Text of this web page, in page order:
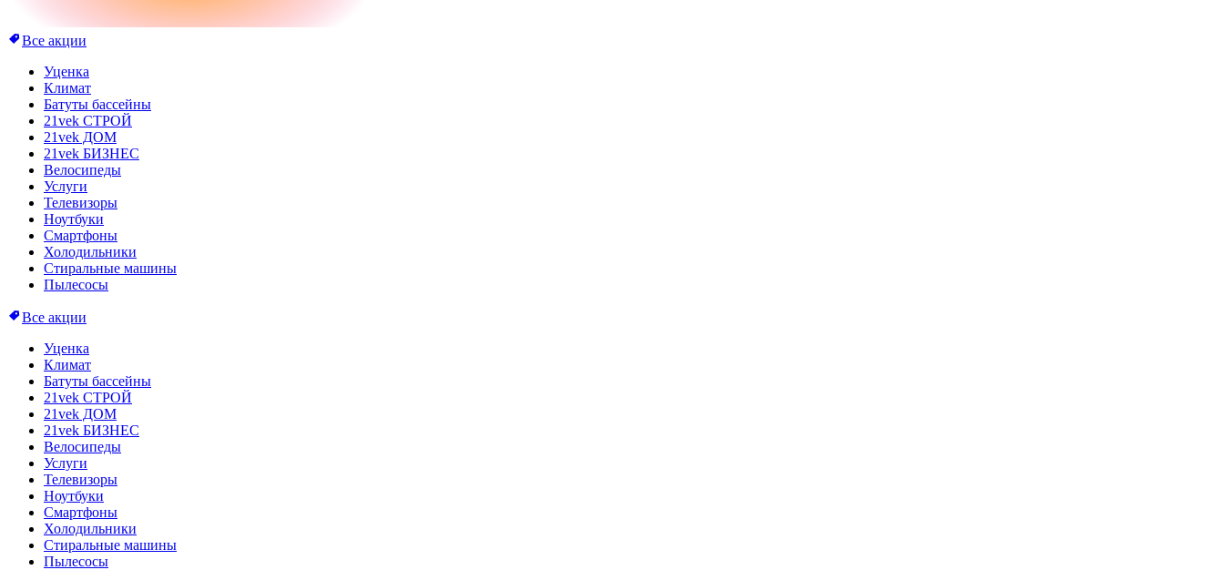
Все акции
Уценка
Климат
Батуты бассейны
21vek СТРОЙ
21vek ДОМ
21vek БИЗНЕС
Велосипеды
Услуги
Телевизоры
Ноутбуки
Смартфоны
Холодильники
Стиральные машины
Пылесосы
Все акции
Уценка
Климат
Батуты бассейны
21vek СТРОЙ
21vek ДОМ
21vek БИЗНЕС
Велосипеды
Услуги
Телевизоры
Ноутбуки
Смартфоны
Холодильники
Стиральные машины
Пылесосы